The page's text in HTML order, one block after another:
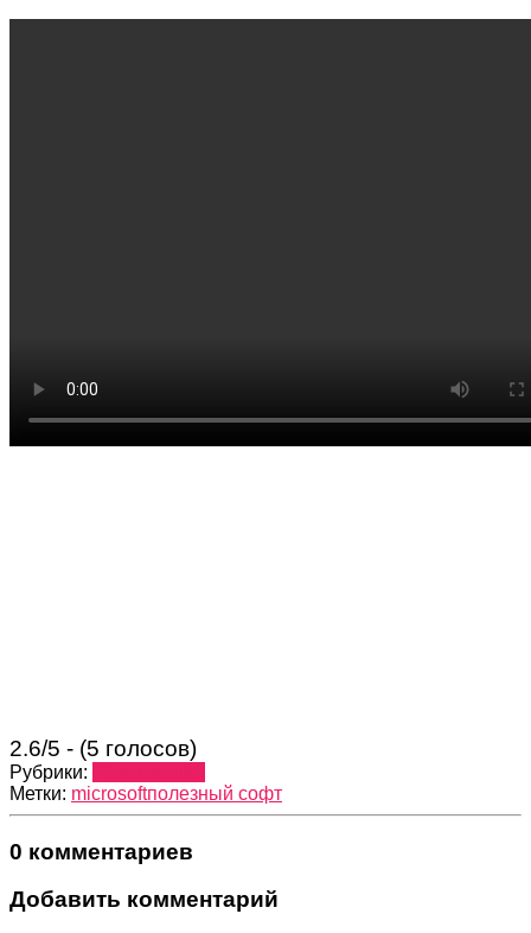
2.6/5 - (5 голосов)
Рубрики:
Метки: microsoftполезный софт
0 комментариев
Добавить комментарий